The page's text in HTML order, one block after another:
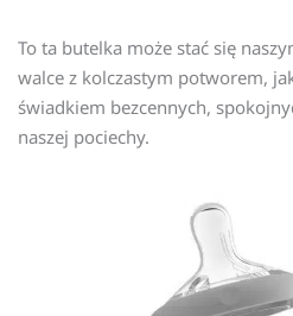
To ta butelka może stać się
walce z kolczastym potworem,
świadkiem bezcennych,
naszej pociechy.